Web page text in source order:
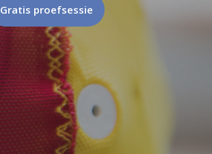
Gratis proefsessie